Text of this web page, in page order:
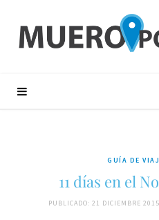
GUÍA DE
11 días en el
PUBLICADO: 21 DICIEMBRE 2015